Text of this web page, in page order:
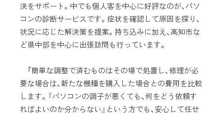
決をサポート。中でも個人客を中心に好評なのが、パソ
コンの診断サービスです。症状を確認して原因を探り、
状況に応じた解決策を提案。持ち込みに加え、高知市な
ど県中部を中心に出張訪問も行っています。
「簡単な調整で済むものはその場で処置し、修理が必
要な場合は、新たな機種を購入した場合との費用を比較
します。『パソコンの調子が悪くても、何をどう依頼す
ればよいのか分からない』という方でも、安心して任せ